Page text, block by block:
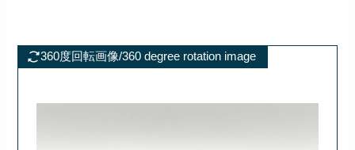
360度回転画像/360 degree rotation image